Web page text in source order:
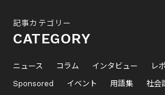
記事カテゴリー
CATEGORY
ニュース コラム インタビュー レ
Sponsored
イベント 用語集 社会